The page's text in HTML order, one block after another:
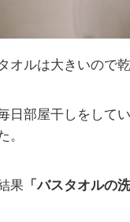
オルは大きいので乾
日部屋干しをして
。
果 「バスタオルの